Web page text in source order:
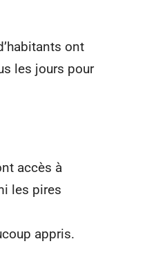
ont
les jours pour
accès à
les pires
appris.